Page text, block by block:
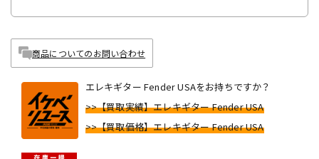
商品についてのお問い合わせ
エレキギター Fender USAをお持ちですか？
>>【買取実績】エレキギター Fender USA
>>【買取価格】エレキギター Fender USA